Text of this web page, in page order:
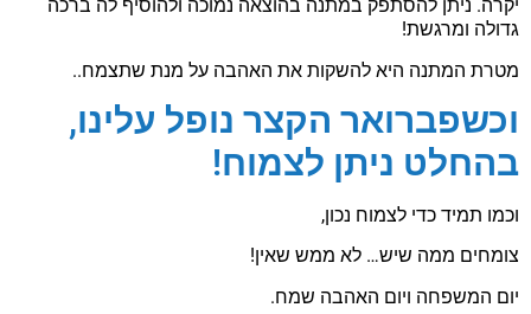
יקרה. ניתן להסתפק במתנה בהוצאה נמוכה ולהוסיף לה ברכה
גדולה ומרגשת!
מטרת המתנה היא להשקות את האהבה על מנת שתצמח..
וכשפברואר הקצר נופל עלינו,
בהחלט ניתן לצמוח!
וכמו תמיד כדי לצמוח נכון,
צומחים ממה שיש… לא ממש שאין!
יום המשפחה ויום האהבה שמח.